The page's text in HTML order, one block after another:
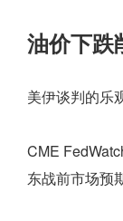
油价下跌
美伊谈判的乐
CME
东战前市场预